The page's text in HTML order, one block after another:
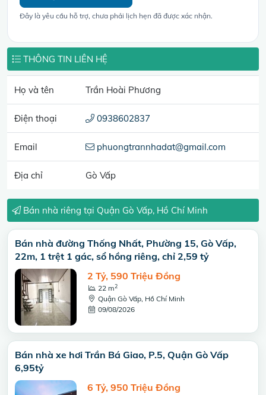
Đây là yêu cầu hỗ trợ, chưa phải lịch hẹn đã được xác nhận.
THÔNG TIN LIÊN HỆ
Họ và tên Trần Hoài Phương
Điện thoại 0938602837
Email phuongtrannhadat@gmail.com
Địa chỉ Gò Vấp
Bán nhà riêng tại Quận Gò Vấp, Hồ Chí Minh
Bán nhà đường Thống Nhất, Phường 15, Gò Vấp,
22m, 1 trệt 1 gác, sổ hồng riêng, chỉ 2,59 tỷ
2 Tỷ, 590 Triệu Đồng
22 m2
Quận Gò Vấp, Hồ Chí Minh
09/08/2026
Bán nhà xe hơi Trần Bá Giao, P.5, Quận Gò Vấp
6,95tỷ
6 Tỷ, 950 Triệu Đồng